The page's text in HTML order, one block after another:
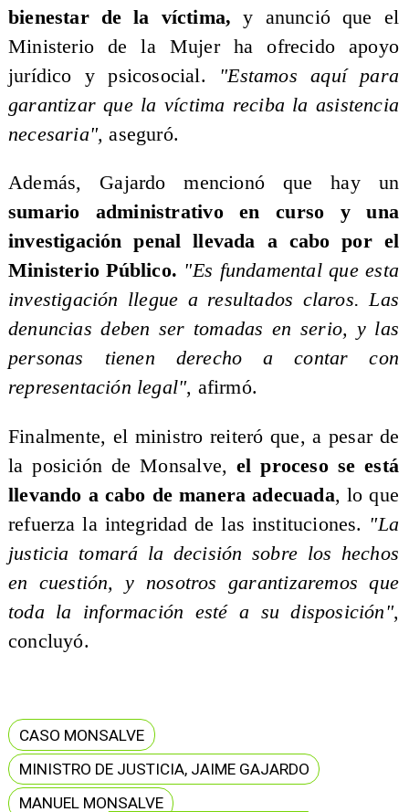
bienestar de la víctima, y anunció que el
Ministerio de la Mujer ha ofrecido apoyo
jurídico y psicosocial. "Estamos aquí para
garantizar que la víctima reciba la asistencia
necesaria", aseguró.
Además, Gajardo mencionó que hay un
sumario administrativo en curso y una
investigación penal llevada a cabo por el
Ministerio Público. "Es fundamental que esta
investigación llegue a resultados claros. Las
denuncias deben ser tomadas en serio, y las
personas tienen derecho a contar con
representación legal", afirmó.
Finalmente, el ministro reiteró que, a pesar de
la posición de Monsalve,el proceso se está
llevando a cabo de manera adecuada, lo que
refuerza la integridad de las instituciones. "La
justicia tomará la decisión sobre los hechos
en cuestión, y nosotros garantizaremos que
toda la información esté a su disposición",
concluyó.
CASO MONSALVE
MINISTRO DE JUSTICIA, JAIME GAJARDO
MANUEL MONSALVE